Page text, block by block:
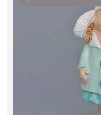
Декоративные вазы, кашпо